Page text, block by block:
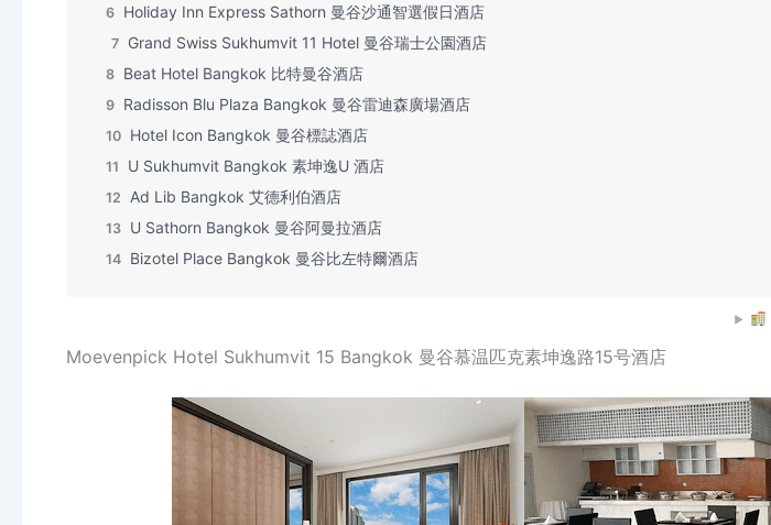
6 Holiday Inn Express Sathorn 曼谷沙通智選假日酒店
7 Grand Swiss Sukhumvit 11 Hotel 曼谷瑞士公園酒店
8 Beat Hotel Bangkok 比特曼谷酒店
9 Radisson Blu Plaza Bangkok 曼谷雷迪森廣場酒店
10 Hotel Icon Bangkok 曼谷標誌酒店
11 U Sukhumvit Bangkok 素坤逸U 酒店
12 Ad Lib Bangkok 艾德利伯酒店
13 U Sathorn Bangkok 曼谷阿曼拉酒店
14 Bizotel Place Bangkok 曼谷比左特爾酒店
Moevenpick Hotel Sukhumvit 15 Bangkok 曼谷慕温匹克素坤逸路15号酒店